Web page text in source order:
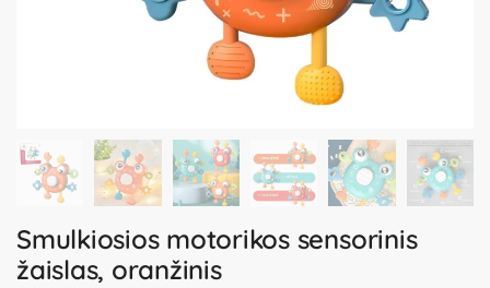
Smulkiosios motorikos sensorinis
žaislas, oranžinis